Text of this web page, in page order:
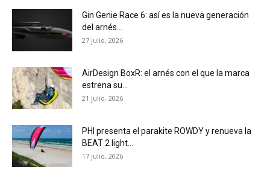
Gin Genie Race 6: así es la nueva generación
del arnés...
27 julio, 2026
AirDesign BoxR: el arnés con el que la marca
estrena su...
21 julio, 2026
PHI presenta el parakite ROWDY y renueva la
BEAT 2 light...
17 julio, 2026